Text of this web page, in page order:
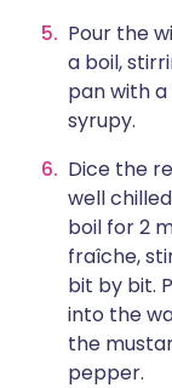
Pour the
a boil,
pan with
syrupy.
Dice the
well
boil for 2
fraîche,
bit by bit.
into the
the
pepper.